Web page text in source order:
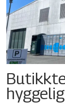
hyggelig